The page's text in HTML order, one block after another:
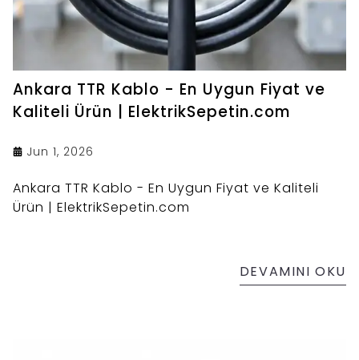
Ankara TTR Kablo - En Uygun Fiyat ve
Kaliteli Ürün | ElektrikSepetin.com
Jun 1, 2026
Ankara TTR Kablo - En Uygun Fiyat ve Kaliteli
Ürün | ElektrikSepetin.com
DEVAMINI OKU